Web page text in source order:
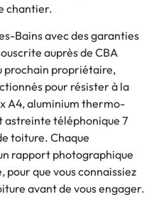
chantier.
Bains avec des garanties
auprès de CBA
prochain propriétaire,
pour résister à la
A4, aluminium thermo-
astreinte téléphonique 7
toiture. Chaque
rapport photographique
que vous connaissiez
avant de vous engager.